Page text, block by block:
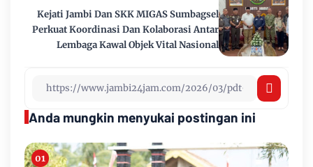
Kejati Jambi Dan SKK MIGAS Sumbagsel
Perkuat Koordinasi Dan Kolaborasi Antar
Lembaga Kawal Objek Vital Nasional
Anda mungkin menyukai postingan ini